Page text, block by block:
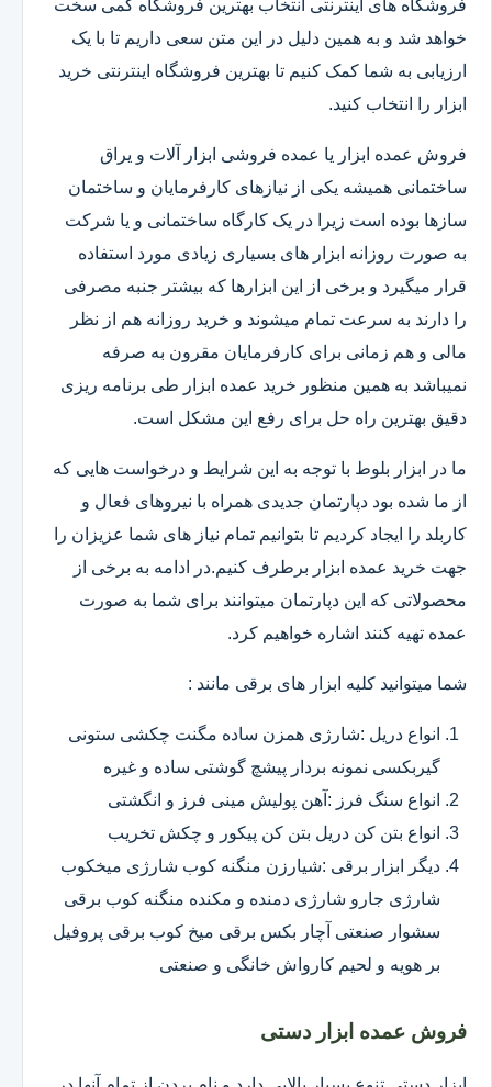
فروشگاه های اینترنتی انتخاب بهترین فروشگاه کمی سخت
خواهد شد و به همین دلیل در این متن سعی داریم تا با یک
ارزیابی به شما کمک کنیم تا بهترین فروشگاه اینترنتی خرید
ابزار را انتخاب کنید.
فروش عمده ابزار یا عمده فروشی ابزار آلات و یراق
ساختمانی همیشه یکی از نیازهای کارفرمایان و ساختمان
سازها بوده است زیرا در یک کارگاه ساختمانی و یا شرکت
به صورت روزانه ابزار های بسیاری زیادی مورد استفاده
قرار میگیرد و برخی از این ابزارها که بیشتر جنبه مصرفی
را دارند به سرعت تمام میشوند و خرید روزانه هم از نظر
مالی و هم زمانی برای کارفرمایان مقرون به صرفه
نمیباشد به همین منظور خرید عمده ابزار طی برنامه ریزی
دقیق بهترین راه حل برای رفع این مشکل است.
ما در ابزار بلوط با توجه به این شرایط و درخواست هایی که
از ما شده بود دپارتمان جدیدی همراه با نیروهای فعال و
کاربلد را ایجاد کردیم تا بتوانیم تمام نیاز های شما عزیزان را
جهت خرید عمده ابزار برطرف کنیم.در ادامه به برخی از
محصولاتی که این دپارتمان میتوانند برای شما به صورت
عمده تهیه کنند اشاره خواهیم کرد.
شما میتوانید کلیه ابزار های برقی مانند :
انواع دریل :شارژی همزن ساده مگنت چکشی ستونی
گیربکسی نمونه بردار پیشچ گوشتی ساده و غیره
انواع سنگ فرز :آهن پولیش مینی فرز و انگشتی
انواع بتن کن دریل بتن کن پیکور و چکش تخریب
دیگر ابزار برقی :شیارزن منگنه کوب شارژی میخکوب
شارژی جارو شارژی دمنده و مکنده منگنه کوب برقی
سشوار صنعتی آچار بکس برقی میخ کوب برقی پروفیل
بر هویه و لحیم کارواش خانگی و صنعتی
فروش عمده ابزار دستی